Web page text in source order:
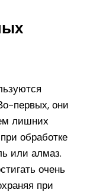
первых, они
лишних
обработке
или алмаз.
очень
при